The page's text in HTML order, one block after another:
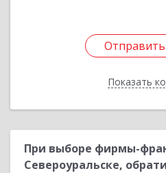
Отправить
Показать
Отправить
При выборе фирмы-
Североуральске,